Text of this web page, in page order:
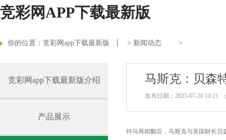
竞彩网APP下载最新版
你的位置： 竞彩网app下载最新版 > 新闻动态 >
竞彩网app下载最新版介绍
产品展示
马斯克：贝森
发布日期：2025-07-20 10:21
特马再闹翻后，马斯克与美国财长贝